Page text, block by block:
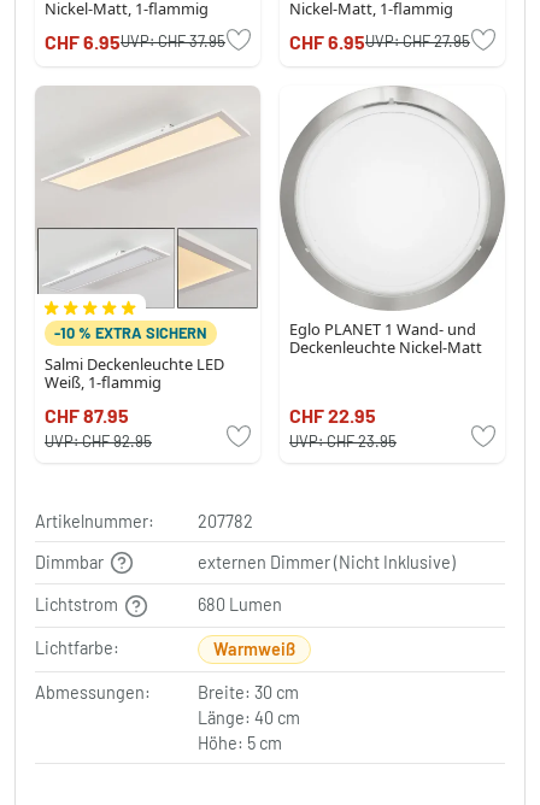
Nickel-Matt, 1-flammig
CHF 6.95UVP:CHF 37.95
Nickel-Matt, 1-flammig
CHF 6.95UVP:CHF 27.95
-10 % EXTRA SICHERN
Salmi Deckenleuchte LED
Weiß, 1-flammig
CHF 87.95
UVP:CHF 92.95
Eglo PLANET 1 Wand- und
Deckenleuchte Nickel-Matt
CHF 22.95
UVP:CHF 23.95
Artikelnummer:
207782
Dimmbar
externen Dimmer (Nicht Inklusive)
Lichtstrom 680 Lumen
Lichtfarbe: Warmweiß
Abmessungen:
Breite: 30 cm
Länge: 40 cm
Höhe: 5 cm